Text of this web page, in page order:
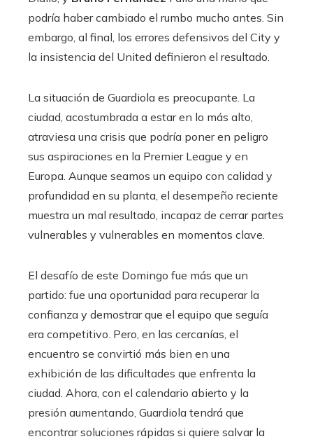
podría haber cambiado el rumbo mucho antes. Sin
embargo, al final, los errores defensivos del City y
la insistencia del United definieron el resultado.
La situación de Guardiola es preocupante. La
ciudad, acostumbrada a estar en lo más alto,
atraviesa una crisis que podría poner en peligro
sus aspiraciones en la Premier League y en
Europa. Aunque seamos un equipo con calidad y
profundidad en su planta, el desempeño reciente
muestra un mal resultado, incapaz de cerrar partes
vulnerables y vulnerables en momentos clave.
El desafío de este Domingo fue más que un
partido: fue una oportunidad para recuperar la
confianza y demostrar que el equipo que seguía
era competitivo. Pero, en las cercanías, el
encuentro se convirtió más bien en una
exhibición de las dificultades que enfrenta la
ciudad. Ahora, con el calendario abierto y la
presión aumentando, Guardiola tendrá que
encontrar soluciones rápidas si quiere salvar la